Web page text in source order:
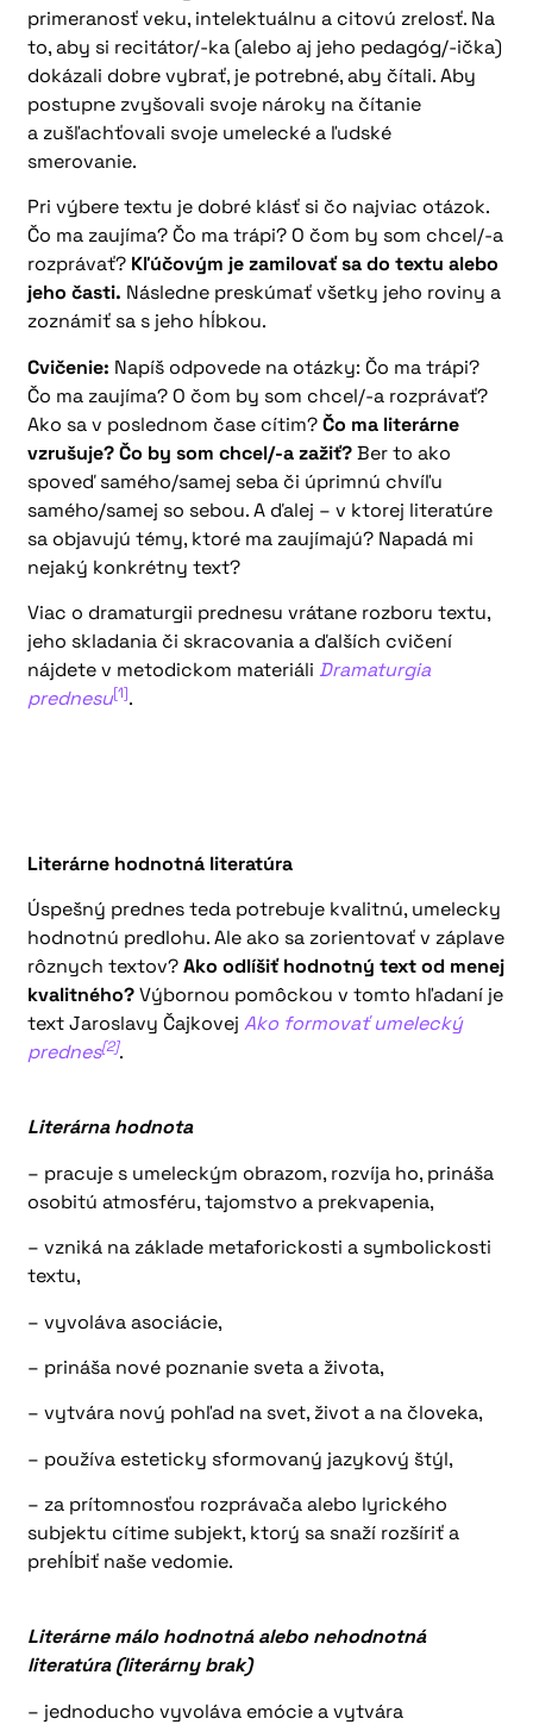
primeranosť veku, intelektuálnu a citovú zrelosť. Na
to, aby si recitátor/-ka (alebo aj jeho pedagóg/-ička)
dokázali dobre vybrať, je potrebné, aby čítali. Aby
postupne zvyšovali svoje nároky na čítanie
a zušľachťovali svoje umelecké a ľudské
smerovanie.
Pri výbere textu je dobré klásť si čo najviac otázok.
Čo ma zaujíma? Čo ma trápi? O čom by som chcel/-a
rozprávať? Kľúčovým je zamilovať sa do textu alebo
jeho časti. Následne preskúmať všetky jeho roviny a
zoznámiť sa s jeho hĺbkou.
Cvičenie: Napíš odpovede na otázky: Čo ma trápi?
Čo ma zaujíma? O čom by som chcel/-a rozprávať?
Ako sa v poslednom čase cítim?Čo ma literárne
vzrušuje? Čo by som chcel/-a zažiť?Ber to ako
spoveď samého/samej seba či úprimnú chvíľu
samého/samej so sebou. A ďalej – v ktorej literatúre
sa objavujú témy, ktoré ma zaujímajú? Napadá mi
nejaký konkrétny text?
Viac o dramaturgii prednesu vrátane rozboru textu,
jeho skladania či skracovania a ďalších cvičení
nájdete v metodickom materiáli Dramaturgia
prednesu[1].
Literárne hodnotná literatúra
Úspešný prednes teda potrebuje kvalitnú, umelecky
hodnotnú predlohu. Ale ako sa zorientovať v záplave
rôznych textov?Ako odlíšiť hodnotný text od menej
kvalitného?Výbornou pomôckou v tomto hľadaní je
text Jaroslavy ČajkovejAko formovať umelecký
prednes[2].
Literárna hodnota
– pracuje s umeleckým obrazom, rozvíja ho, prináša
osobitú atmosféru, tajomstvo a prekvapenia,
– vzniká na základe metaforickosti a symbolickosti
textu,
– vyvoláva asociácie,
– prináša nové poznanie sveta a života,
– vytvára nový pohľad na svet, život a na človeka,
– používa esteticky sformovaný jazykový štýl,
– za prítomnosťou rozprávača alebo lyrického
subjektu cítime subjekt, ktorý sa snaží rozšíriť a
prehĺbiť naše vedomie.
Literárne málo hodnotná alebo nehodnotná
literatúra (literárny brak)
– jednoducho vyvoláva emócie a vytvára